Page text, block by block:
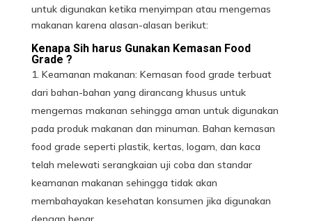
untuk digunakan ketika menyimpan atau mengemas
makanan karena alasan-alasan berikut:
Kenapa Sih harus Gunakan Kemasan Food
Grade ?
Keamanan makanan: Kemasan food grade terbuat
dari bahan-bahan yang dirancang khusus untuk
mengemas makanan sehingga aman untuk digunakan
pada produk makanan dan minuman. Bahan kemasan
food grade seperti plastik, kertas, logam, dan kaca
telah melewati serangkaian uji coba dan standar
keamanan makanan sehingga tidak akan
membahayakan kesehatan konsumen jika digunakan